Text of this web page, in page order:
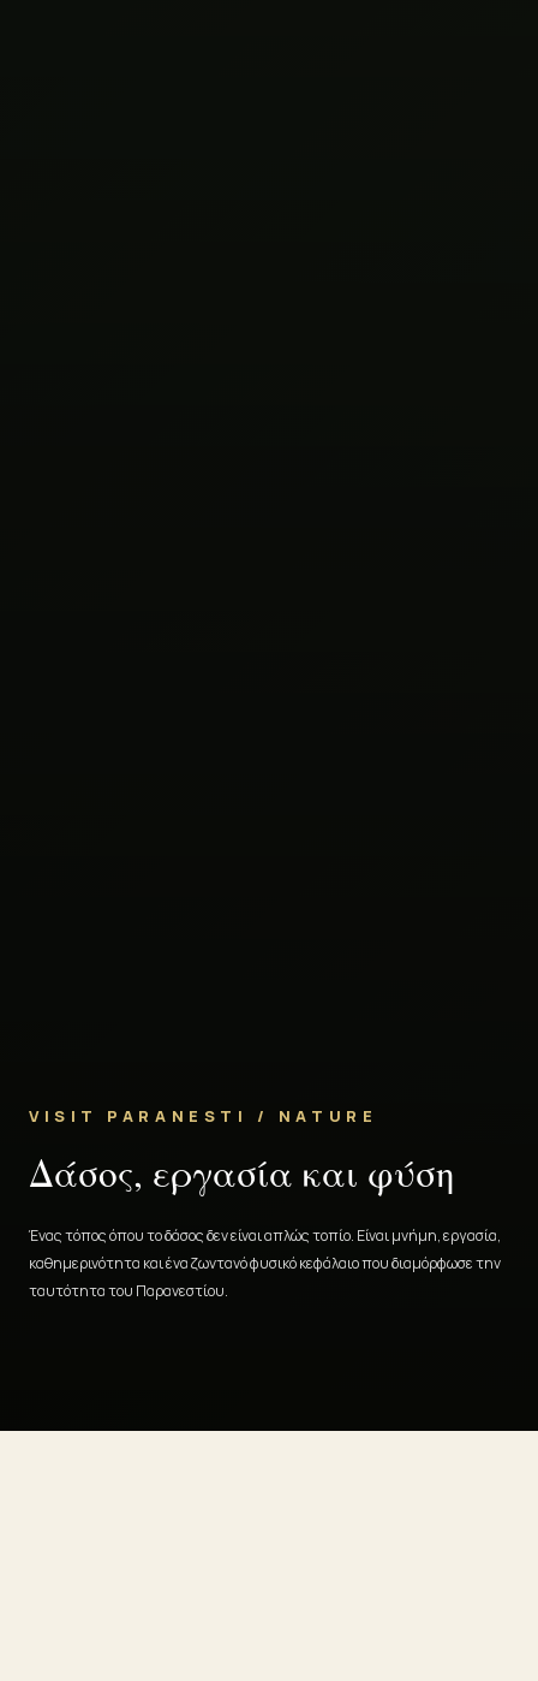
VISIT PARANESTI / NATURE
Δάσος, εργασία και φύση
Ένας τόπος όπου το δάσος δεν είναι απλώς τοπίο. Είναι μνήμη, εργασία,
καθημερινότητα και ένα ζωντανό φυσικό κεφάλαιο που διαμόρφωσε την
ταυτότητα του Παρανεστίου.